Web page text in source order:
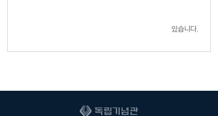
있습니다.